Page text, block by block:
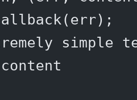
(err);
simple
content